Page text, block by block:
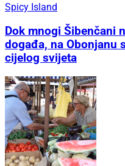
Spicy Island
Dok mnogi Šibenčani
događa, na Obonjanu
cijelog svijeta